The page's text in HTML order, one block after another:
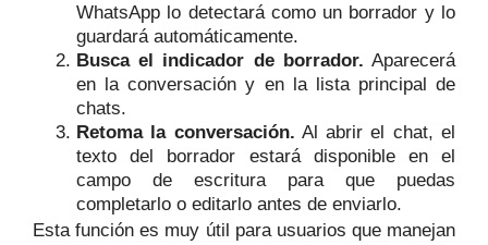
WhatsApp lo detectará como un borrador y lo
guardará automáticamente.
Busca el indicador de borrador. Aparecerá
en la conversación y en la lista principal de
chats.
Retoma la conversación. Al abrir el chat, el
texto del borrador estará disponible en el
campo de escritura para que puedas
completarlo o editarlo antes de enviarlo.
Esta función es muy útil para usuarios que manejan